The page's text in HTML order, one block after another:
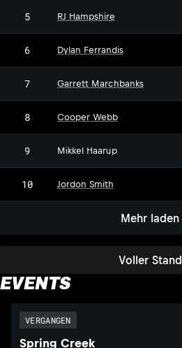
Voller Stand
5 RJ Hampshire
6 Dylan Ferrandis
7 Garrett Marchbanks
8 Cooper Webb
9 MH
Mikkel Haarup
10 Jordon Smith
Mehr laden
EVENTS
VERGANGEN
Spring Creek